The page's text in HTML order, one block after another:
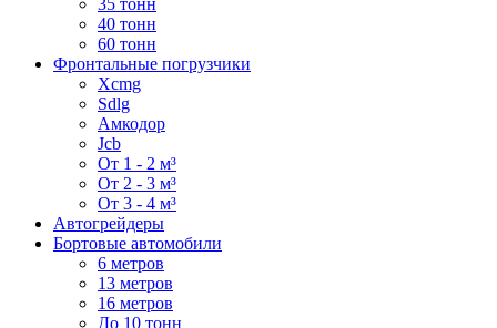
40 тонн
60 тонн
Фронтальные погрузчики
Xcmg
Sdlg
Амкодор
Jcb
От 1 - 2 м³
От 2 - 3 м³
От 3 - 4 м³
Автогрейдеры
Бортовые автомобили
6 метров
13 метров
16 метров
До 10 тонн